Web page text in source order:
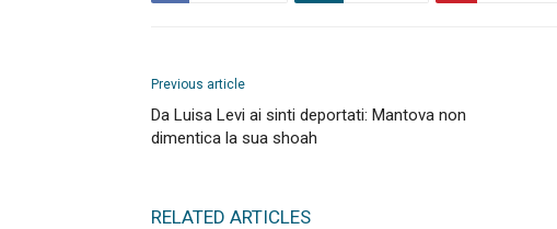
Previous article
Da Luisa Levi ai sinti deportati: Mantova non
dimentica la sua shoah
RELATED ARTICLES